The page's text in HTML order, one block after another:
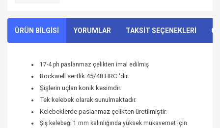
ÜRÜN BİLGİSİ YORUMLAR TAKSİT SEÇENEKLERİ
17-4 ph paslanmaz çelikten imal edilmiş
Rockwell sertlik 45/48 HRC 'dir.
Şişlerin uçları konik kesimdir.
Tek kelebek olarak sunulmaktadır.
Kelebeklerde paslanmaz çelikten üretilmiştir.
Şiş kelebeği 1 mm kalınlığında yüksek mukavemet için